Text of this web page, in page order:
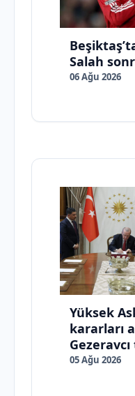
Salah
06 Ağu 2026
Yüksek
kararları
05 Ağu 2026